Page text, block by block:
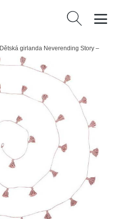
Vyhledávání
Dětská girlanda Neverending Story –